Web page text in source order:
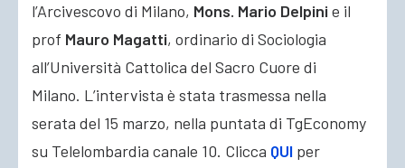
l’Arcivescovo di Milano, Mons. Mario Delpini e il
prof Mauro Magatti, ordinario di Sociologia
all’Università Cattolica del Sacro Cuore di
Milano. L’intervista è stata trasmessa nella
serata del 15 marzo, nella puntata di TgEconomy
su Telelombardia canale 10. Clicca QUI per